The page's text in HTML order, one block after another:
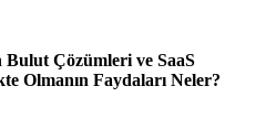
Çözümleri ve SaaS
Olmanın Faydaları Neler?